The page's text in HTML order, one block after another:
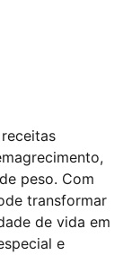
peso. Com
transformar
de vida em
e